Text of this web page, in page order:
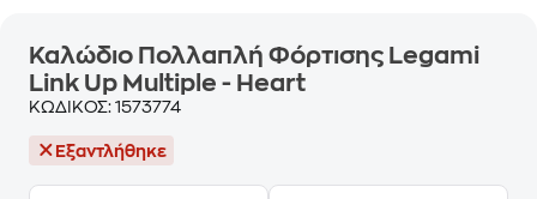
Καλώδιο Πολλαπλή Φόρτισης Legami
Link Up Multiple - Heart
ΚΩΔΙΚΟΣ: 1573774
Εξαντλήθηκε